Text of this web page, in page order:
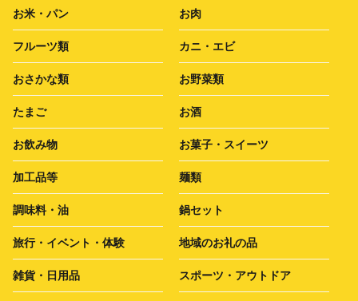
お米・パン お肉
フルーツ類 カニ・エビ
おさかな類 お野菜類
たまご お酒
お飲み物 お菓子・スイーツ
加工品等 麺類
調味料・油 鍋セット
旅行・イベント・体験 地域のお礼の品
雑貨・日用品 スポーツ・アウトドア